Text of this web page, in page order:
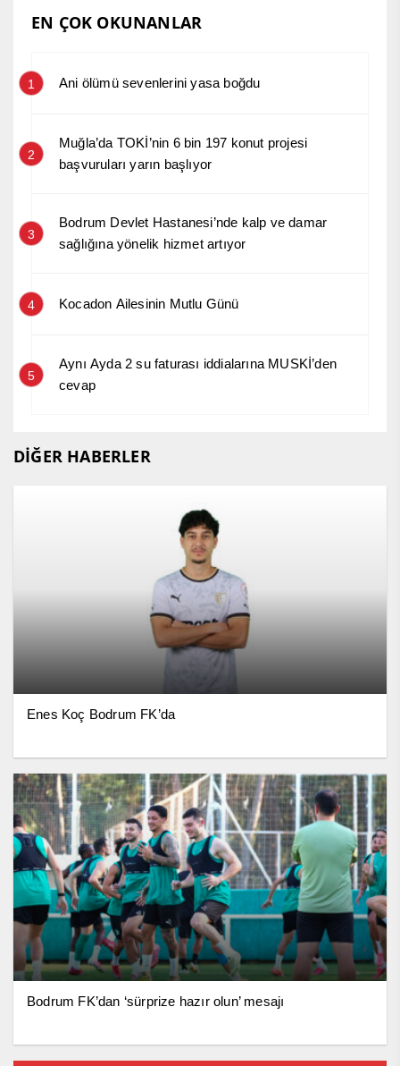
EN ÇOK OKUNANLAR
1 Ani ölümü sevenlerini yasa boğdu
2
Muğla’da TOKİ’nin 6 bin 197 konut projesi
başvuruları yarın başlıyor
3
Bodrum Devlet Hastanesi’nde kalp ve damar
sağlığına yönelik hizmet artıyor
4 Kocadon Ailesinin Mutlu Günü
5
Aynı Ayda 2 su faturası iddialarına MUSKİ’den
cevap
DİĞER HABERLER
Enes Koç Bodrum FK’da
Bodrum FK’dan ‘sürprize hazır olun’ mesajı